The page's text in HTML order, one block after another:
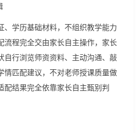
、学历基础材料，不组织教学能力
流程完全交由家长自主操作，家长
自行浏览师资资料、主动沟通、敲
情匹配建议，不对老师授课质量做
配结果完全依靠家长自主甄别判